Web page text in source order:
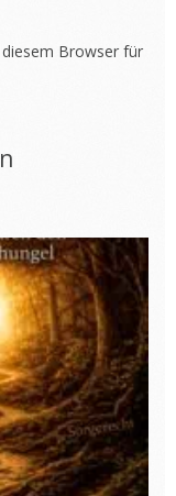
Browser für